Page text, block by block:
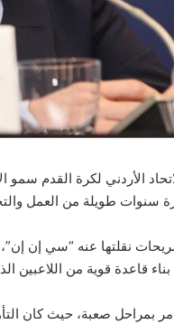
الأردني لكرة القدم
سنوات طويلة من العمل
نقلتها عنه “سي إن إن”،
قاعدة قوية من اللاعبين
بمراحل صعبة، حيث كان